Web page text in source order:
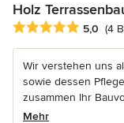
Holz
Durchschnittliche
5,0 (4
Wir verstehen uns
sowie dessen
zusammen Ihr
Mehr